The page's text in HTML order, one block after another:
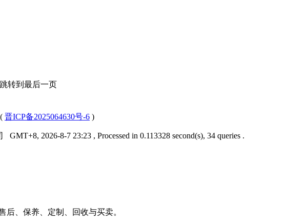
转到最后一页
晋ICP备2025064630号-6 )
GMT+8, 2026-8-7 23:23 , Processed in 0.113328 second(s), 34 queries .